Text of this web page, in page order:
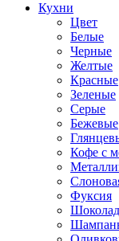
Кухни
Цвет
Белые
Черные
Желтые
Красные
Зеленые
Серые
Бежевые
Кофе с
Фуксия
Шоколад